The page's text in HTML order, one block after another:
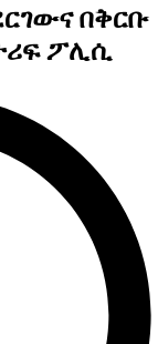
በቅርቡ
ፖሊሲ